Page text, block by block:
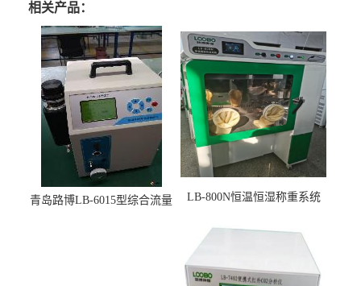
相关产品：
青岛路博LB-6015型综合流量
LB-800N恒温恒湿称重系统